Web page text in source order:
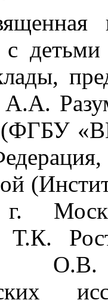
А.А.
(ФГБУ
г.
Т.К.